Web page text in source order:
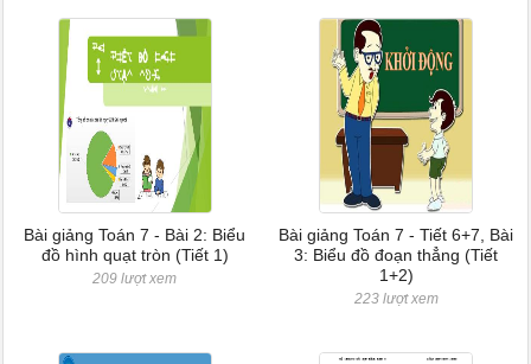
Bài giảng Toán 7 - Bài 2: Biểu
đồ hình quạt tròn (Tiết 1)
209 lượt xem
Bài giảng Toán 7 - Tiết 6+7, Bài
3: Biểu đồ đoạn thẳng (Tiết
1+2)
223 lượt xem